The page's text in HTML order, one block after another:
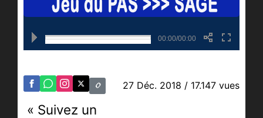
00:00/00:00
27 Déc. 2018 / 17.147 vues
« Suivez un